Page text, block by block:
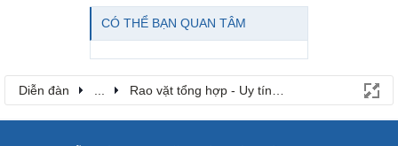
CÓ THỂ BẠN QUAN TÂM
Diễn đàn Rao vặt tổng hợp - Uy tín - Miễn phí